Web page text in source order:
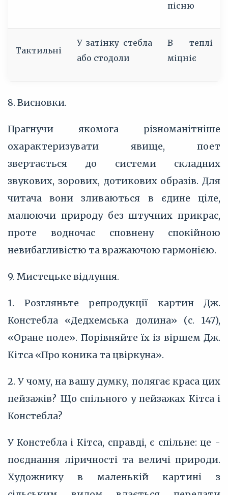
пісню
Тактильні
У затінку стебла
або стодоли
В теплі
міцніє
8. Висновки.
Прагнучи якомога різноманітніше
охарактеризувати явище, поет
звертається до системи складних
звукових, зорових, дотикових образів. Для
читача вони зливаються в єдине ціле,
малюючи природу без штучних прикрас,
проте водночас сповнену спокійною
невибагливістю та вражаючою гармонією.
9. Мистецьке відлуння.
1. Розгляньте репродукції картин Дж.
Констебла «Дедхемська долина» (с. 147),
«Оране поле». Порівняйте їх із віршем Дж.
Кітса «Про коника та цвіркуна».
2. У чому, на вашу думку, полягає краса цих
пейзажів? Що спільного у пейзажах Кітса і
Констебла?
У Констебла і Кітса, справді, є спільне: це -
поєднання ліричності та величі природи.
Художнику в маленькій картині з